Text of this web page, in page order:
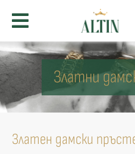
Златни
Златен дамски